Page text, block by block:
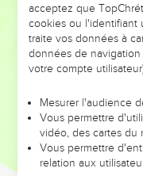
ET SI LEURS
leur foi ou leur vision.
et les saisons difficiles
sont
Dans cette conférence,
acceptez que
cookies ou l'identifiant
traite vos données à
données de
votre compte
Mesurer l'audience
Vous permettre
vidéo, des cartes du
Vous permettre
relation aux